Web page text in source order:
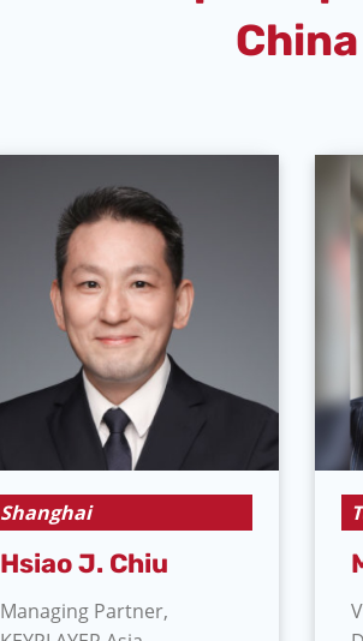
China
Shanghai
Hsiao J. Chiu
Managing Partner,